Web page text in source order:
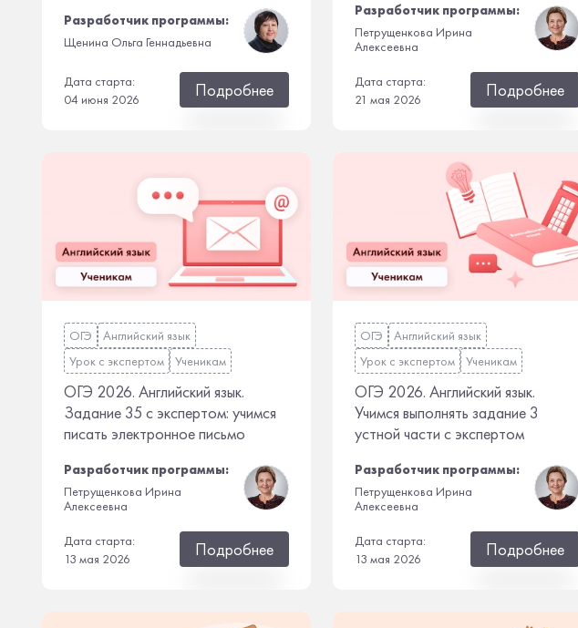
Разработчик программы:
Щенина Ольга Геннадьевна
Дата старта:
04 июня 2026
Подробнее
Разработчик программы:
Петрущенкова Ирина
Алексеевна
Дата старта:
21 мая 2026
Подробнее
ОГЭ
Английский язык
Урок с экспертом
Ученикам
ОГЭ 2026. Английский язык.
Задание 35 с экспертом: учимся
писать электронное письмо
Разработчик программы:
Петрущенкова Ирина
Алексеевна
Дата старта:
13 мая 2026
Подробнее
ОГЭ
Английский язык
Урок с экспертом
Ученикам
ОГЭ 2026. Английский язык.
Учимся выполнять задание 3
устной части с экспертом
Разработчик программы:
Петрущенкова Ирина
Алексеевна
Дата старта:
13 мая 2026
Подробнее